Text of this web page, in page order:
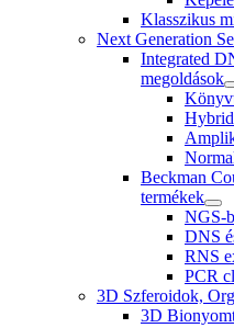
Klasszikus
Next Generation
Integrated
megoldások
Beckman
termékek
NGS-
DNS
RNS
PCR
3D Szferoidok,
3D